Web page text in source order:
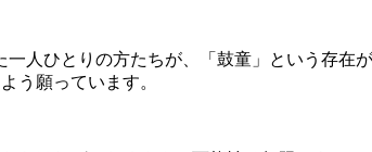
一人ひとりの方たちが、「鼓童」という存
う願っています。